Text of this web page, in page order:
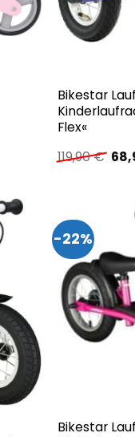
Bikestar
Flex«
119,90€
Preis
-22%
Bikestar